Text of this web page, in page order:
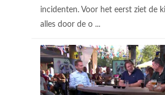
incidenten. Voor het eerst ziet de
alles door de o ...